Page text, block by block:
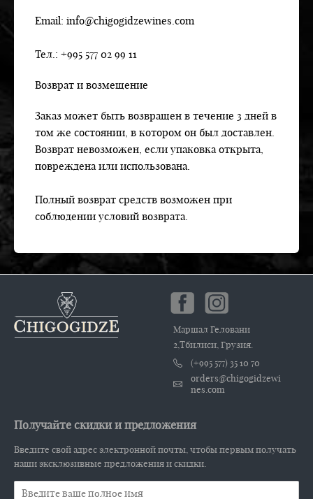
Email: info@chigogidzewines.com
Тел.: +995 577 02 99 11
Возврат и возмещение
Заказ может быть возвращен в течение 3 дней в
том же состоянии, в котором он был доставлен.
Возврат невозможен, если упаковка открыта,
повреждена или использована.
Полный возврат средств возможен при
соблюдении условий возврата.
Маршал Геловани
2,Тбилиси, Грузия.
(+995 577) 35 10 70
orders@chigogidzewi
nes.com
Получайте скидки и предложения
Введите свой адрес электронной почты, чтобы первым получать
наши эксклюзивные предложения и скидки.